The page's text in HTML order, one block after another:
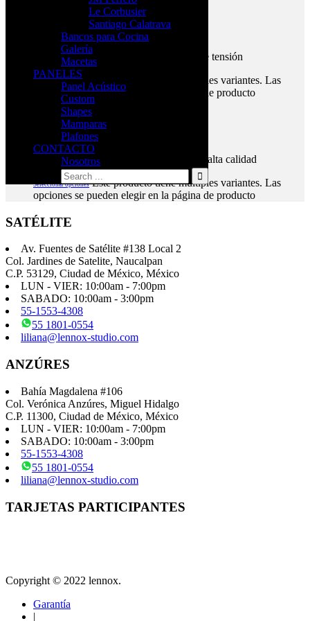
Le Corbusier
Santiago Calatrava
Bancos para Cocina
Galería
Macetas
PANELES
Panel Acústico
Custom
Shapes
Mamparas
Plafones
CONTACTO
Nosotros
Mecanismo reclinable con regulación de tensión
Seleccionar opciones
Este producto tiene múltiples variantes. Las
opciones se pueden elegir en la página de producto
12,605.00
Yukon Black
Mecanismo synchro multiposiciones de alta calidad
Seleccionar opciones Este producto tiene múltiples variantes. Las
opciones se pueden elegir en la página de producto
SATÉLITE
Av. Fuentes de Satélite #138 Local 2
Col. Jardines de Satelite, Naucalpan
C.P. 53129, Ciudad de México, México
LUN - VIER: 10:00am - 7:00pm
SABADO: 10:00am - 3:00pm
55-1553-4308
55 1801-0554
liliana@lennox-studio.com
ANZÚRES
Bahía Magdalena #106
Col. Verónica Anzúres, Miguel Hidalgo
C.P. 11300, Ciudad de México, México
LUN - VIER: 10:00am - 7:00pm
SABADO: 10:00am - 3:00pm
55-1553-4308
55 1801-0554
liliana@lennox-studio.com
TARJETAS PARTICIPANTES
Copyright © 2022 lennox.
Garantía
|